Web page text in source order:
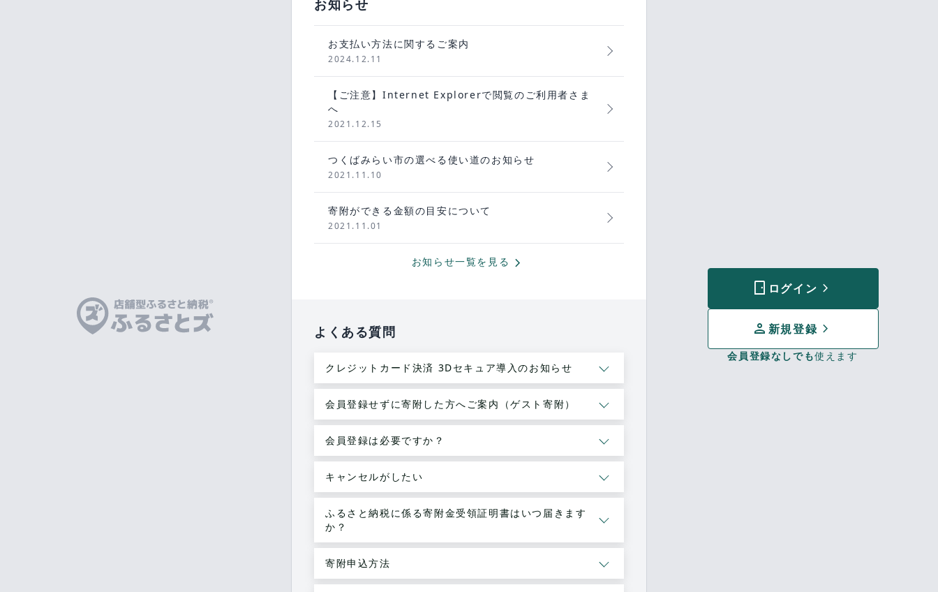
sensor_door ログイン chevron_forward
person 新規登録 chevron_forward
会員登録なしでも使えます
お知らせ
お支払い方法に関するご案内
2024.12.11
【ご注意】Internet Explorerで閲覧のご利用者さま
へ
2021.12.15
つくばみらい市の選べる使い道のお知らせ
2021.11.10
寄附ができる金額の目安について
2021.11.01
お知らせ一覧を見る chevron_forward
よくある質問
クレジットカード決済 3Dセキュア導入のお知らせ
会員登録せずに寄附した方へご案内（ゲスト寄附）
会員登録は必要ですか？
キャンセルがしたい
ふるさと納税に係る寄附金受領証明書はいつ届きます
か？
寄附申込方法